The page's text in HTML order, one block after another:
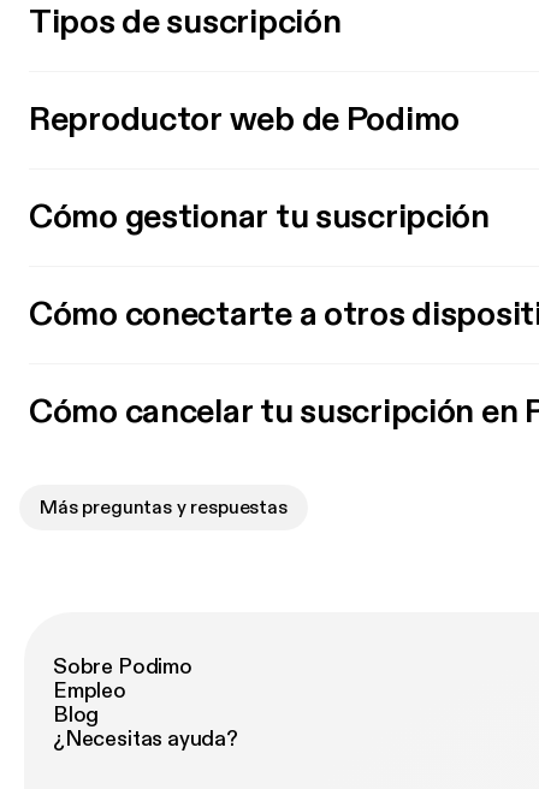
Tipos de suscripción
Reproductor web de Podimo
Cómo gestionar tu suscripción
Cómo conectarte a otros
Cómo cancelar tu suscripción en
Más preguntas y respuestas
Sobre Podimo
Empleo
Blog
¿Necesitas ayuda?